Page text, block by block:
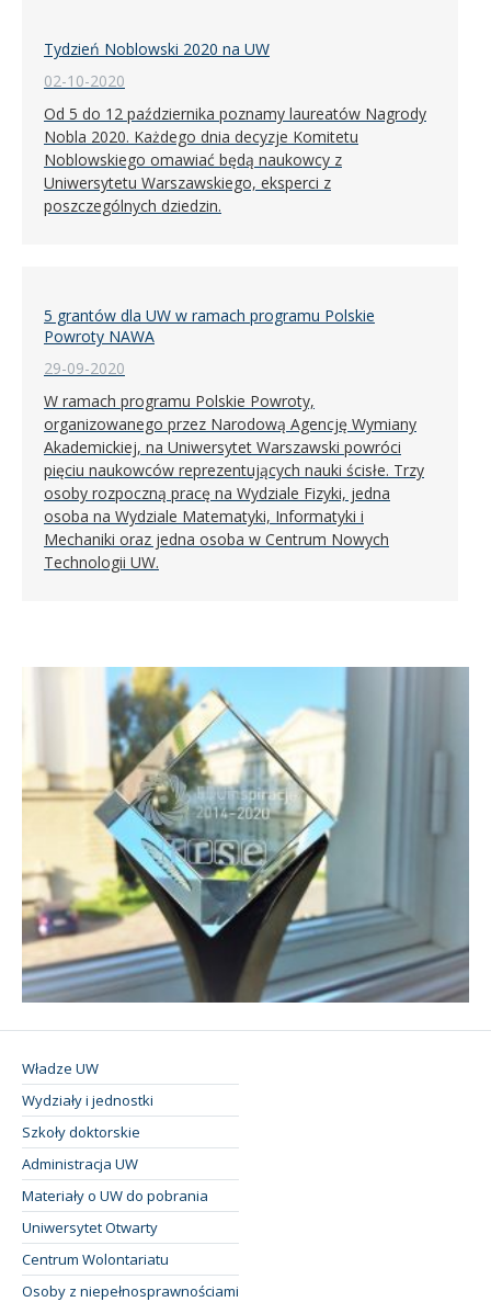
Tydzień Noblowski 2020 na UW
02-10-2020
Od 5 do 12 października poznamy laureatów Nagrody
Nobla 2020. Każdego dnia decyzje Komitetu
Noblowskiego omawiać będą naukowcy z
Uniwersytetu Warszawskiego, eksperci z
poszczególnych dziedzin.
5 grantów dla UW w ramach programu Polskie
Powroty NAWA
29-09-2020
W ramach programu Polskie Powroty,
organizowanego przez Narodową Agencję Wymiany
Akademickiej, na Uniwersytet Warszawski powróci
pięciu naukowców reprezentujących nauki ścisłe. Trzy
osoby rozpoczną pracę na Wydziale Fizyki, jedna
osoba na Wydziale Matematyki, Informatyki i
Mechaniki oraz jedna osoba w Centrum Nowych
Technologii UW.
Władze UW
Wydziały i jednostki
Szkoły doktorskie
Administracja UW
Materiały o UW do pobrania
Uniwersytet Otwarty
Centrum Wolontariatu
Osoby z niepełnosprawnościami